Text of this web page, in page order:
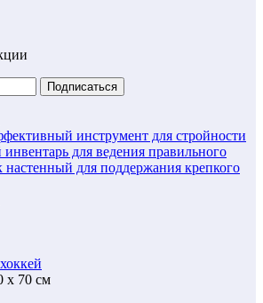
Подписаться
инструмент для стройности
для ведения правильного
настенный для поддержания крепкого
x 70 см